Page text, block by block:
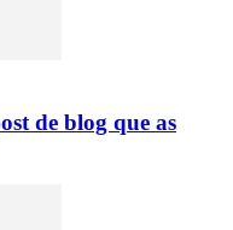
de blog que as